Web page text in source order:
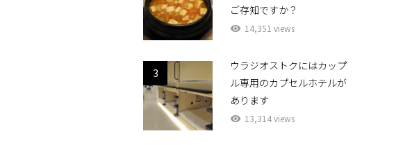
ご存知ですか？
14,351 views
3
ウラジオストクにはカップ
ル専用のカプセルホテルが
あります
13,314 views